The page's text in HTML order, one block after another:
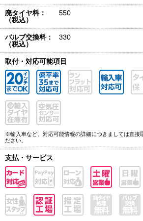
廃タイヤ料：
（税込）
550
バルブ交換料：
（税込）
330
取付・対応可能項目
※輸入車など、対応可能情報の詳細につきましては直接
ださい。
支払・サービス